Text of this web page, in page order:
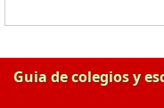
Guia de colegios y